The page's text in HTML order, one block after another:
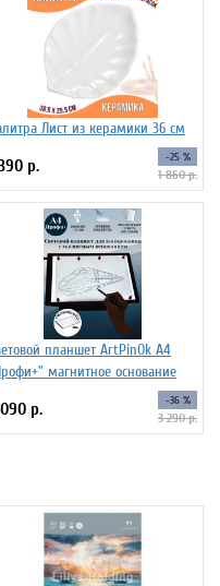
Лист из керамики 36 см
р. -25 %
1 860 р.
планшет ArtPinOk А4
магнитное основание
р. -36 %
3 290 р.